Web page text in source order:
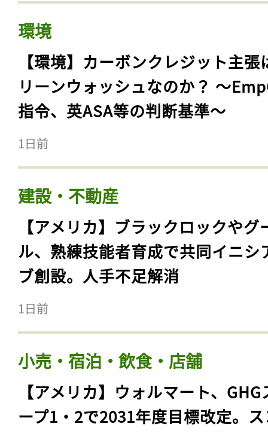
環境
【環境】カーボンクレジット主張
リーンウォッシュなのか？ 〜
指令、英ASA等の判断基準〜
1日前
建設・不動産
【アメリカ】ブラックロックやグ
ル、熟練技能者育成で共同イニシ
ブ創設。人手不足解消
1日前
小売・宿泊・飲食・店舗
【アメリカ】ウォルマート、GHG
ープ1・2で2031年度目標改定。